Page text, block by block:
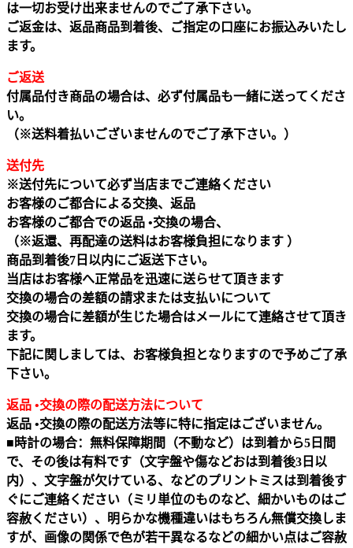
は一切お受け出来ませんのでご了承下さい。
ご返金は、返品商品到着後、ご指定の口座にお振込みいたし
ます。
ご返送
付属品付き商品の場合は、必ず付属品も一緒に送ってくださ
い。
（※送料着払いございませんのでご了承下さい。）
送付先
※送付先について必ず当店までご連絡ください
お客様のご都合による交換、返品
お客様のご都合での返品 •交換の場合、
（※返還、再配達の送料はお客様負担になります ）
商品到着後7日以内にご返送下さい。
当店はお客様へ正常品を迅速に送らせて頂きます
交換の場合の差額の請求または支払いについて
交換の場合に差額が生じた場合はメールにて連絡させて頂き
ます。
下記に関しましては、お客様負担となりますので予めご了承
下さい。
返品 •交換の際の配送方法について
返品 •交換の際の配送方法等に特に指定はございません。
■時計の場合：無料保障期間（不動など）は到着から5日間
で、その後は有料です（文字盤や傷などおは到着後3日以
内）、文字盤が欠けている、などのプリントミスは到着後す
ぐにご連絡ください（ミリ単位のものなど、細かいものはご
容赦ください）、明らかな機種違いはもちろん無償交換しま
すが、画像の関係で色が若干異なるなどの細かい点はご容赦